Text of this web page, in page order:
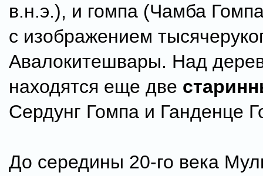
в.н.э.), и гомпа (Чамба
с изображением
Авалокитешвары. Над
находятся еще две
Сердунг Гомпа и Ганденце
До середины 20-го века